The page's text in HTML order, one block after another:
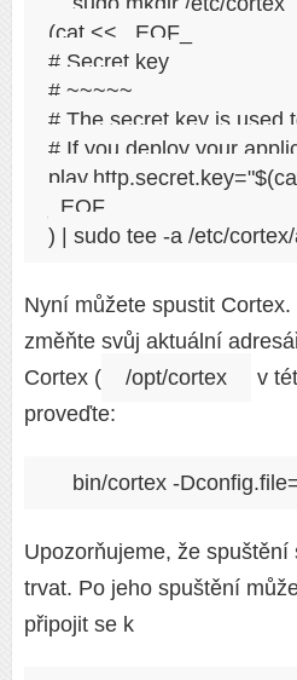
(cat << _EOF_
# Secret key
# ~~~~~
# The secret key is used
# If you deploy your
_EOF_
Nyní můžete spustit
změňte svůj aktuální
Cortex (
/opt/cortex
v
proveďte:
Upozorňujeme, že spuštění
trvat. Po jeho spuštění
připojit se k